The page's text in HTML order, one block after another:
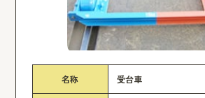
名称 受台車